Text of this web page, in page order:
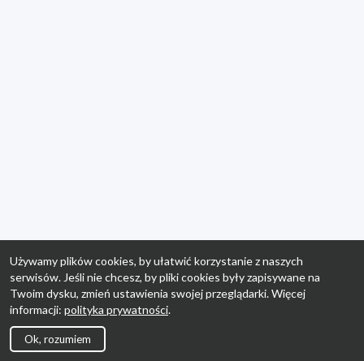
Używamy plików cookies, by ułatwić korzystanie z naszych
serwisów. Jeśli nie chcesz, by pliki cookies były zapisywane na
Twoim dysku, zmień ustawienia swojej przeglądarki. Więcej
informacji: polityka prywatności.
Ok, rozumiem